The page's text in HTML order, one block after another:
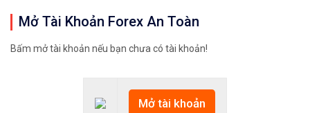
Mở Tài Khoản Forex An Toàn
Bấm mở tài khoản nếu bạn chưa có tài khoản!
Mở tài khoản